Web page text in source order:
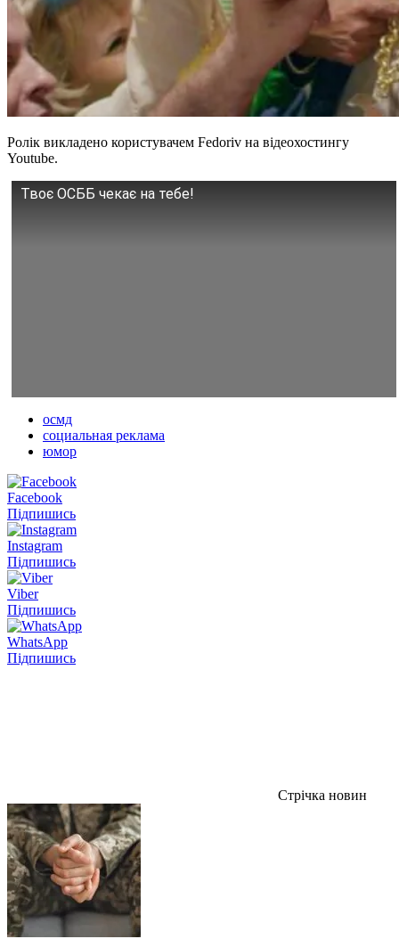
Ролік викладено користувачем Fedoriv на відеохостингу
Youtube.
Твоє ОСББ чекає на тебе!
осмд
социальная реклама
юмор
Facebook
Підпишись
Instagram
Підпишись
Viber
Підпишись
WhatsApp
Підпишись
Стрічка новин